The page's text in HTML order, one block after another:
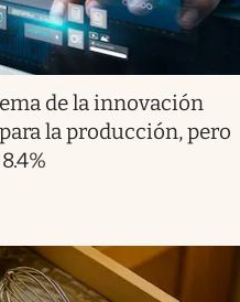
de la innovación
la producción, pero